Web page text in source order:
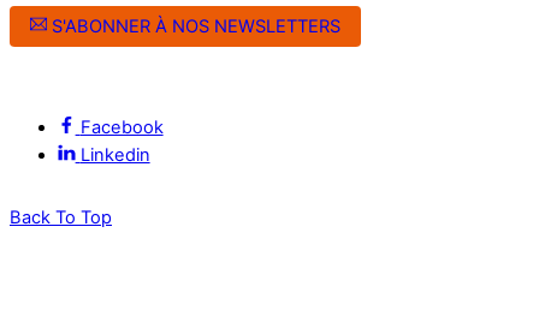
S'ABONNER À NOS NEWSLETTERS
Facebook
Linkedin
Back To Top